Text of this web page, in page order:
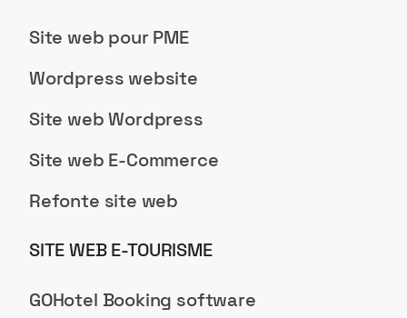
Site web pour PME
Wordpress website
Site web Wordpress
Site web E-Commerce
Refonte site web
SITE WEB E-TOURISME
GOHotel Booking software